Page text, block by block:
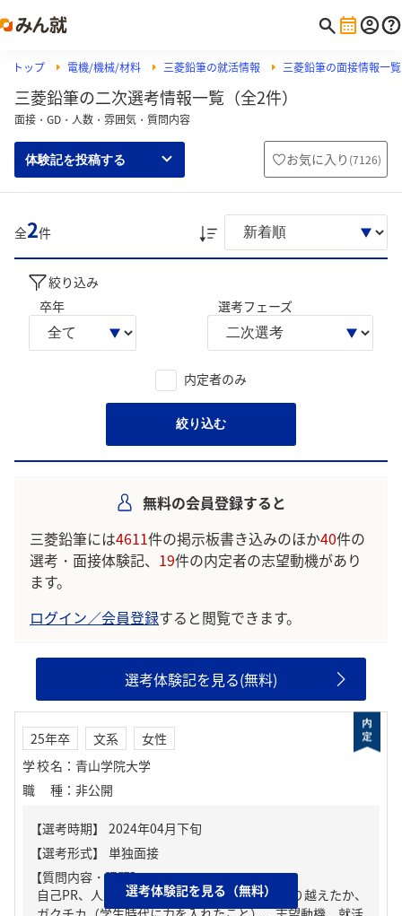
トップ 電機/機械/材料 三菱鉛筆の就活情報 三菱鉛筆の面接情報一覧
三菱鉛筆の二次選考情報一覧（全2件）
面接・GD・人数・雰囲気・質問内容
体験記を投稿する お気に入り (7126)
全2件
絞り込み
卒年
選考フェーズ
内定者のみ
絞り込む
無料の会員登録すると
三菱鉛筆には4611件の掲示板書き込みのほか40件の
選考・面接体験記、 19件の内定者の志望動機があり
ます。
ログイン／会員登録すると閲覧できます。
選考体験記を見る(無料)
25年卒 文系
女性
学校名 ： 青山学院大学
職種 ： 非公開
【質問内容・課題】
自己PR、人生の中で大きな挫折経験。どう乗り越えたか、
選考体験記を見る（無料）